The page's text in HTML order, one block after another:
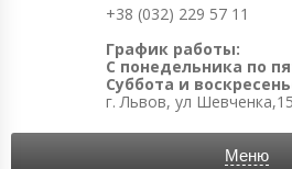
+38 (032) 229 57 11
График работы:
С понедельника по
Суббота и
г. Львов, ул
Меню